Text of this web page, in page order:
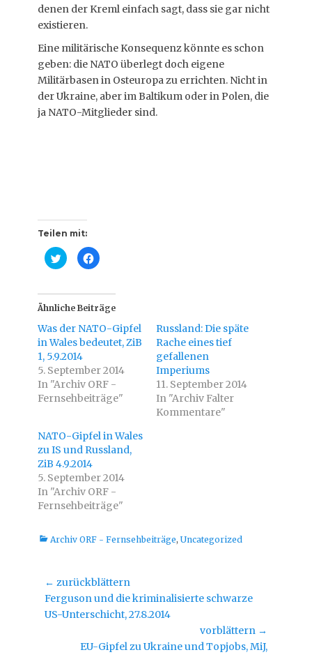
denen der Kreml einfach sagt, dass sie gar nicht
existieren.
Eine militärische Konsequenz könnte es schon
geben: die NATO überlegt doch eigene
Militärbasen in Osteuropa zu errichten. Nicht in
der Ukraine, aber im Baltikum oder in Polen, die
ja NATO-Mitglieder sind.
Teilen mit:
K
l
,
u
m
ü
b
e
r
T
w
i
t
t
e
t
e
i
e
n
(
W
i
r
n
F
n
s
t
K
l
,
u
m
a
u
f
F
e
b
o
o
t
e
i
l
n
(
W
i
r
n
F
n
t
e
Ähnliche Beiträge
Was der NATO-Gipfel
in Wales bedeutet, ZiB
1, 5.9.2014
5. September 2014
In "Archiv ORF -
Fernsehbeiträge"
Russland: Die späte
Rache eines tief
gefallenen
Imperiums
11. September 2014
In "Archiv Falter
Kommentare"
NATO-Gipfel in Wales
zu IS und Russland,
ZiB 4.9.2014
5. September 2014
In "Archiv ORF -
Fernsehbeiträge"
Kategorien
Archiv ORF - Fernsehbeiträge, Uncategorized
Beitragsnavigation
← zurückblättern
Vorheriger
Beitrag:
Ferguson und die kriminalisierte schwarze
US-Unterschicht, 27.8.2014
vorblättern →
NächsterEU-Gipfel zu Ukraine und Topjobs, MiJ,